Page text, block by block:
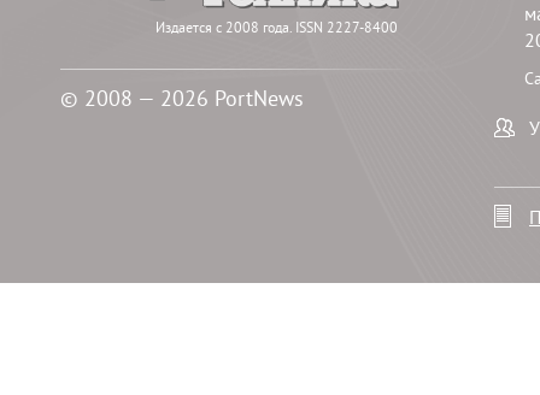
Издается с 2008 года. ISSN 2227-8400
© 2008 — 2026 PortNews